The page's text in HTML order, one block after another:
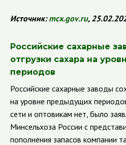
Источник:mcx.gov.ru,
Российские сахарные
отгрузки сахара на
периодов
Российские сахарные заводы
на уровне предыдущих
сети и оптовикам нет, было
Минсельхоза России с
пополнения запасов компании